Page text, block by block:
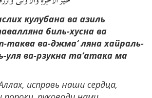
кулубана ва азиль
биль-хусна ва
таква ва-джма‘ ляна хайраль-
уля ва-рзукна та‘атака ма
исправь наши сердца,